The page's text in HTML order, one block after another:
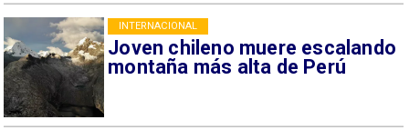
Joven chileno muere escalando
montaña más alta de Perú
INTERNACIONAL